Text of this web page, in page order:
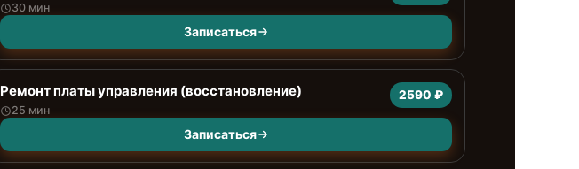
30 мин
Записаться
Ремонт платы управления (восстановление)
25 мин
2590 ₽
Записаться